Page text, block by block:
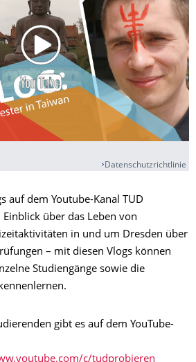
Datenschutzrichtlinie
auf dem Youtube-Kanal TUD
über das Leben von
in und um Dresden über
– mit diesen Vlogs können
Studiengänge sowie die
gibt es auf dem YouTube-
c/tudprobieren